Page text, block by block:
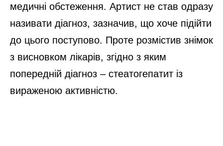
медичні обстеження. Артист не став одразу
називати діагноз, зазначив, що хоче підійти
до цього поступово. Проте розмістив знімок
з висновком лікарів, згідно з яким
попередній діагноз – стеатогепатит із
вираженою активністю.